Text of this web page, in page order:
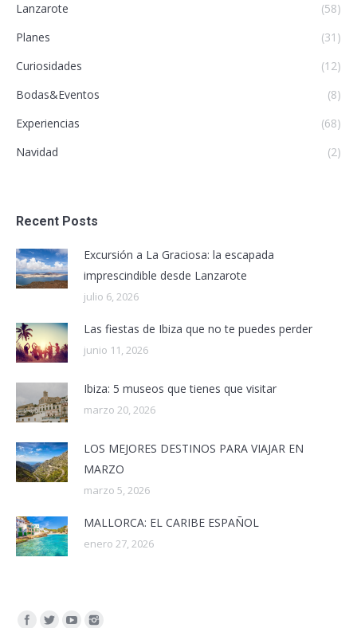
Lanzarote
(58)
Planes
(31)
Curiosidades
(12)
Bodas&Eventos
(8)
Experiencias
(68)
Navidad
(2)
Recent Posts
Excursión a La Graciosa: la escapada
imprescindible desde Lanzarote
julio 6, 2026
Las fiestas de Ibiza que no te puedes perder
junio 11, 2026
Ibiza: 5 museos que tienes que visitar
marzo 20, 2026
LOS MEJORES DESTINOS PARA VIAJAR EN
MARZO
marzo 5, 2026
MALLORCA: EL CARIBE ESPAÑOL
enero 27, 2026
Encuéntranos en: